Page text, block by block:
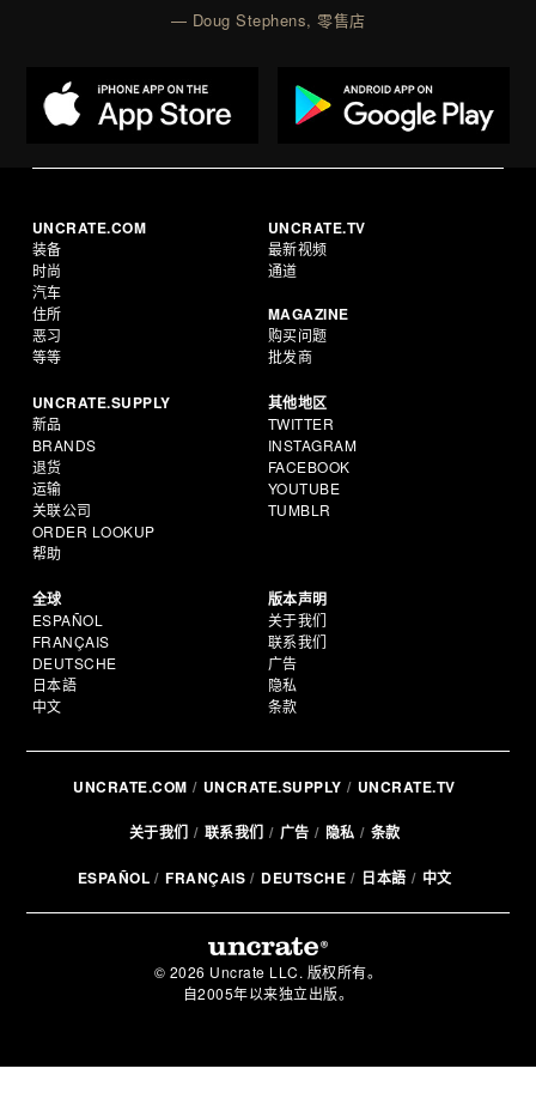
— Doug Stephens, 零售店
UNCRATE.COM
装备
时尚
汽车
住所
恶习
等等
UNCRATE.TV
最新视频
通道
MAGAZINE
购买问题
批发商
UNCRATE.SUPPLY
新品
BRANDS
退货
运输
关联公司
ORDER LOOKUP
帮助
其他地区
TWITTER
INSTAGRAM
FACEBOOK
YOUTUBE
TUMBLR
全球
ESPAÑOL
FRANÇAIS
DEUTSCHE
日本語
中文
版本声明
关于我们
联系我们
广告
隐私
条款
UNCRATE.COM UNCRATE.SUPPLY UNCRATE.TV
关于我们 联系我们 广告 隐私 条款
ESPAÑOL FRANÇAIS DEUTSCHE 日本語 中文
© 2026 Uncrate LLC. 版权所有。
自2005年以来独立出版。